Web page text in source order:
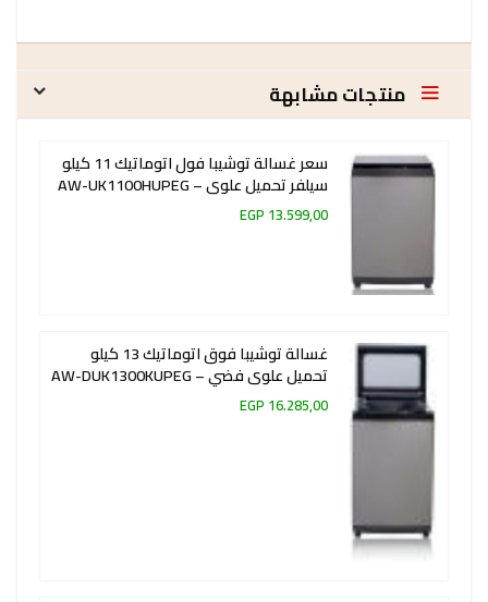
منتجات مشابهة
سعر غسالة توشيبا فول اتوماتيك 11 كيلو
سيلفر تحميل علوى – AW-UK1100HUPEG
13.599,00 EGP
غسالة توشيبا فوق اتوماتيك 13 كيلو
تحميل علوى فضي – AW-DUK1300KUPEG
16.285,00 EGP